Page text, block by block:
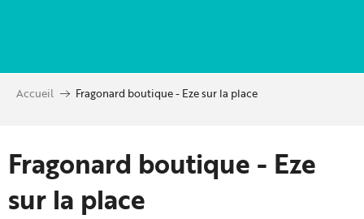
principal
Accueil Fragonard boutique - Eze sur la place
Fragonard boutique - Eze
sur la place